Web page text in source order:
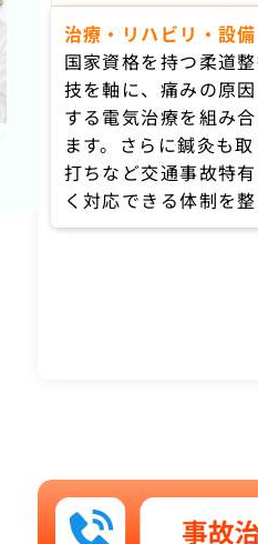
治療・リハビリ・設備
国家資格を持つ柔道
技を軸に、痛みの原
する電気治療を組み
ます。さらに鍼灸も
打ちなど交通事故特
く対応できる体制を整